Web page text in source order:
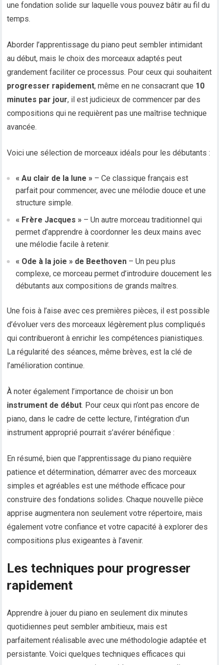
une fondation solide sur laquelle vous pouvez bâtir au fil du
temps.
Aborder l’apprentissage du piano peut sembler intimidant
au début, mais le choix des morceaux adaptés peut
grandement faciliter ce processus. Pour ceux qui souhaitent
progresser rapidement, même en ne consacrant que 10
minutes par jour, il est judicieux de commencer par des
compositions qui ne requièrent pas une maîtrise technique
avancée.
Voici une sélection de morceaux idéals pour les débutants :
« Au clair de la lune » – Ce classique français est
parfait pour commencer, avec une mélodie douce et une
structure simple.
« Frère Jacques » – Un autre morceau traditionnel qui
permet d’apprendre à coordonner les deux mains avec
une mélodie facile à retenir.
« Ode à la joie » de Beethoven – Un peu plus
complexe, ce morceau permet d’introduire doucement les
débutants aux compositions de grands maîtres.
Une fois à l’aise avec ces premières pièces, il est possible
d’évoluer vers des morceaux légèrement plus compliqués
qui contribueront à enrichir les compétences pianistiques.
La régularité des séances, même brèves, est la clé de
l’amélioration continue.
À noter également l’importance de choisir un bon
instrument de début. Pour ceux qui n’ont pas encore de
piano, dans le cadre de cette lecture, l’intégration d’un
instrument approprié pourrait s’avérer bénéfique :
En résumé, bien que l’apprentissage du piano requière
patience et détermination, démarrer avec des morceaux
simples et agréables est une méthode efficace pour
construire des fondations solides. Chaque nouvelle pièce
apprise augmentera non seulement votre répertoire, mais
également votre confiance et votre capacité à explorer des
compositions plus exigeantes à l’avenir.
Les techniques pour progresser
rapidement
Apprendre à jouer du piano en seulement dix minutes
quotidiennes peut sembler ambitieux, mais est
parfaitement réalisable avec une méthodologie adaptée et
persistante. Voici quelques techniques efficaces qui